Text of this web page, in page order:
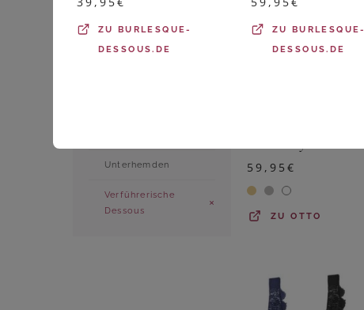
Negligees & Babydolls
Unterhemden
Verführerische
Dessous
59,95€
ZUOTTO
ZU BURLESQUE-
DESSOUS.DE
ZU BURLESQUE-
DESSOUS.DE